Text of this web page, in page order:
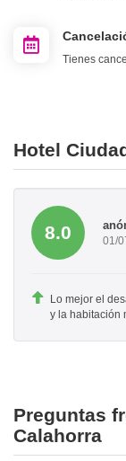
Tienes
Hotel
8.0 01/
Lo mejor el
y la habitación
Preguntas
Calahorra